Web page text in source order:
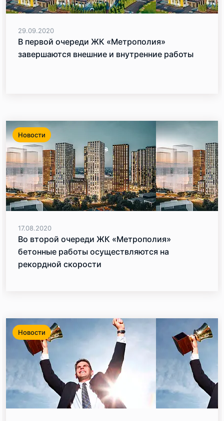
29.09.2020
В первой очереди ЖК «Метрополия»
завершаются внешние и внутренние работы
Новости
17.08.2020
Во второй очереди ЖК «Метрополия»
бетонные работы осуществляются на
рекордной скорости
Новости